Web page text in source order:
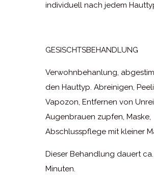
individuell nach jedem
GESISCHTSBEHANDLUNG
Verwohnbehanlung,
den Hauttyp. Abreinigen,
Vapozon, Entfernen von
Augenbrauen zupfen, Maske,
Abschlusspflege mit kleiner
Dieser Behandlung dauert
Minuten.